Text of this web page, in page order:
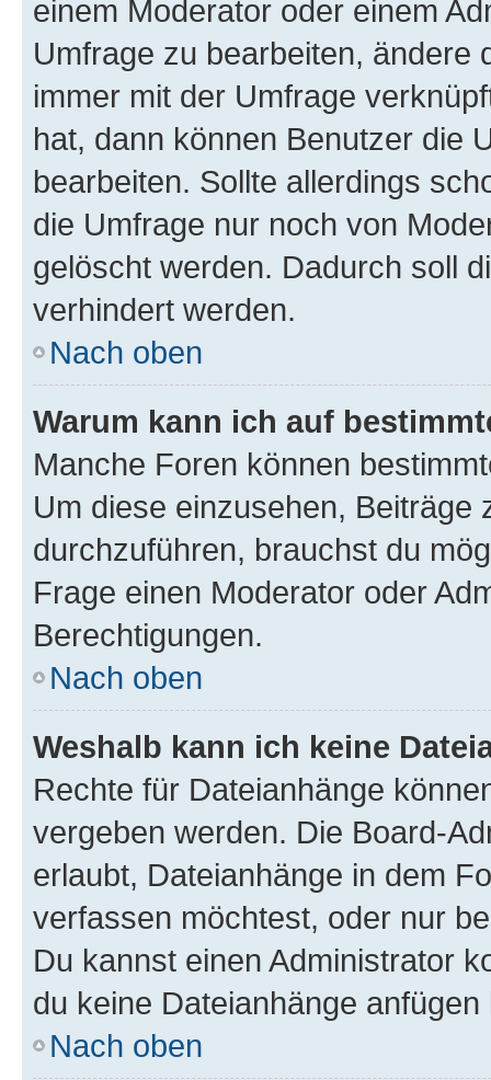
einem Moderator oder einem
Umfrage zu bearbeiten, ändere
immer mit der Umfrage
hat, dann können Benutzer die
bearbeiten. Sollte allerdings
die Umfrage nur noch von
gelöscht werden. Dadurch soll
verhindert werden.
Nach oben
Warum kann ich auf
Manche Foren können
Um diese einzusehen, Beiträge
durchzuführen, brauchst du
Frage einen Moderator oder
Berechtigungen.
Nach oben
Weshalb kann ich keine
Rechte für Dateianhänge
vergeben werden. Die Board-
erlaubt, Dateianhänge in dem
verfassen möchtest, oder nur
Du kannst einen Administrator
du keine Dateianhänge anfügen
Nach oben